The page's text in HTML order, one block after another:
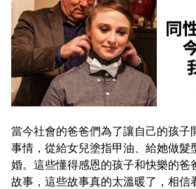
當今社會的爸爸們為了讓自己的孩子
事情，從給女兒塗指甲油、給她做髮
婚。這些懂得感恩的孩子和快樂的爸
故事，這些故事真的太溫暖了，相信